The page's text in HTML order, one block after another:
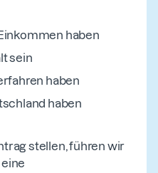
haben
sein
haben
haben
stellen, führen wir